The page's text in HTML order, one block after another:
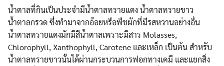
น้ำตาลที่กินเป็นประจำมีน้ำตาลทรายแดง น้ำตาลทรายขาว
น้ำตาลกรวด ซึ่งทำมาจากอ้อยหรือพืชผักที่มีรสหวานอย่างอื่น
น้ำตาลทรายแดงมักมีสีน้ำตาลเพราะมีสาร Molasses,
Chlorophyll, Xanthophyll, Carotene และเหล็ก เป็นต้น สำหรับ
น้ำตาลทรายขาวนั้นได้ผ่านกระบวนการฟอกทางเคมี และแยกสิ่ง